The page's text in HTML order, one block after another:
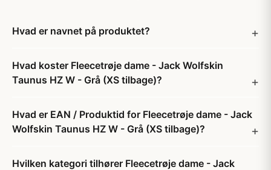
Hvad er navnet på produktet?
Hvad koster Fleecetrøje dame - Jack Wolfskin
Taunus HZ W - Grå (XS tilbage)?
Hvad er EAN / Produktid for Fleecetrøje dame - Jack
Wolfskin Taunus HZ W - Grå (XS tilbage)?
Hvilken kategori tilhører Fleecetrøje dame - Jack